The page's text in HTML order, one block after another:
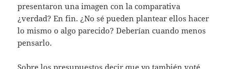
presentaron una imagen con la comparativa
¿verdad? En fin. ¿No sé pueden plantear ellos hacer
lo mismo o algo parecido? Deberían cuando menos
pensarlo.